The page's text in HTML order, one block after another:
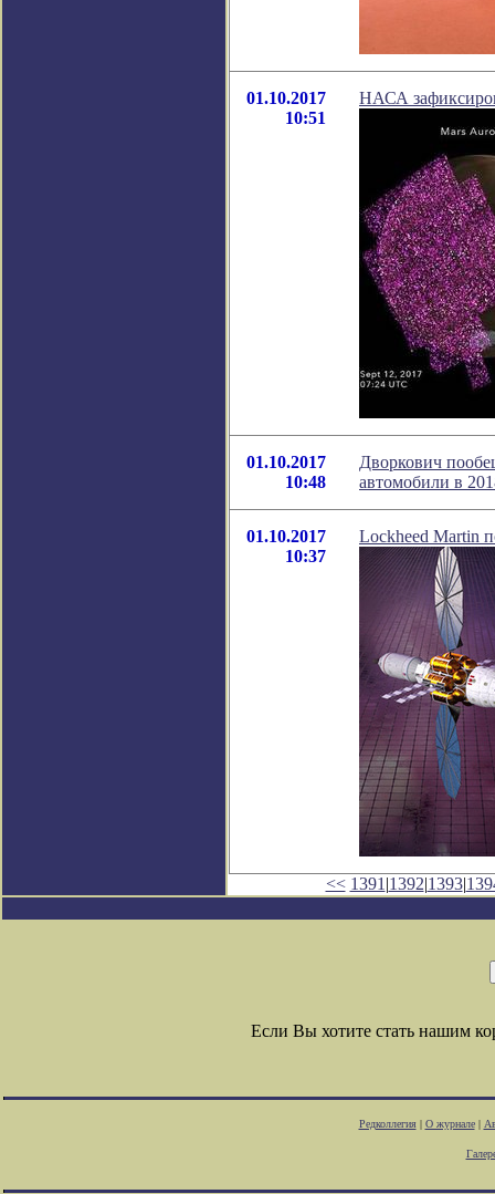
01.10.2017
10:51
НАСА
01.10.2017
10:48
Дворкович
автомобили в
01.10.2017
10:37
Lockheed Martin
<< 1391 |1392|1393|
Если Вы хотите стать нашим
Редколлегия| О журнале|